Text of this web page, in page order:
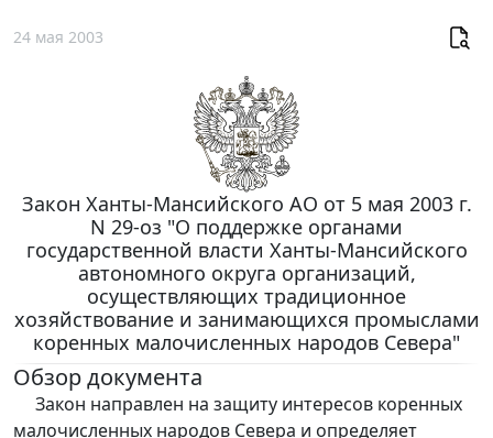
24 мая 2003
Закон Ханты-Мансийского АО от 5 мая 2003 г.
N 29-оз "О поддержке органами
государственной власти Ханты-Мансийского
автономного округа организаций,
осуществляющих традиционное
хозяйствование и занимающихся промыслами
коренных малочисленных народов Севера"
Обзор документа
Закон направлен на защиту интересов коренных
малочисленных народов Севера и определяет